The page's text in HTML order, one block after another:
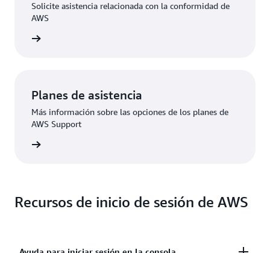
Solicite asistencia relacionada con la conformidad de
AWS
Planes de asistencia
Más información sobre las opciones de los planes de
AWS Support
Recursos de inicio de sesión de AWS